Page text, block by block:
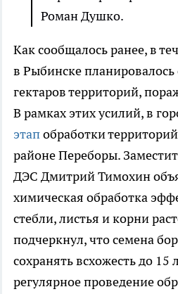
Роман Душко.
Как сообщалось ранее, в
в Рыбинске планировалось
гектаров территорий,
В рамках этих усилий, в
этапобработки
районе Переборы.
ДЭС Дмитрий Тимохин
химическая обработка
стебли, листья и корни
подчеркнул, что семена
сохранять всхожесть до 15
регулярное проведение